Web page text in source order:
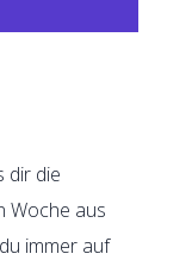
dir die
Woche aus
immer auf